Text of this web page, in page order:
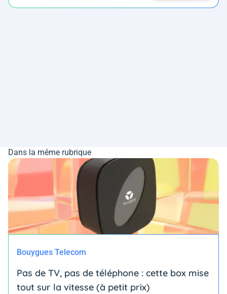
Dans la même rubrique
Bouygues Telecom
Pas de TV, pas de téléphone : cette box mise
tout sur la vitesse (à petit prix)